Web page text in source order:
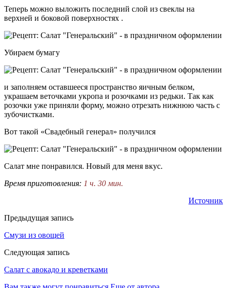
Теперь можно выложить последний слой из свеклы на
верхней и боковой поверхностях .
Убираем бумагу
и заполняем оставшееся пространство яичным белком,
украшаем веточками укропа и розочками из редьки. Так как
розочки уже приняли форму, можно отрезать нижнюю часть с
зубочистками.
Вот такой «Свадебный генерал» получился
Салат мне понравился. Новый для меня вкус.
Время приготовления: 1 ч. 30 мин.
Источник
Предыдущая запись
Смузи из овощей
Следующая запись
Салат с авокадо и креветками